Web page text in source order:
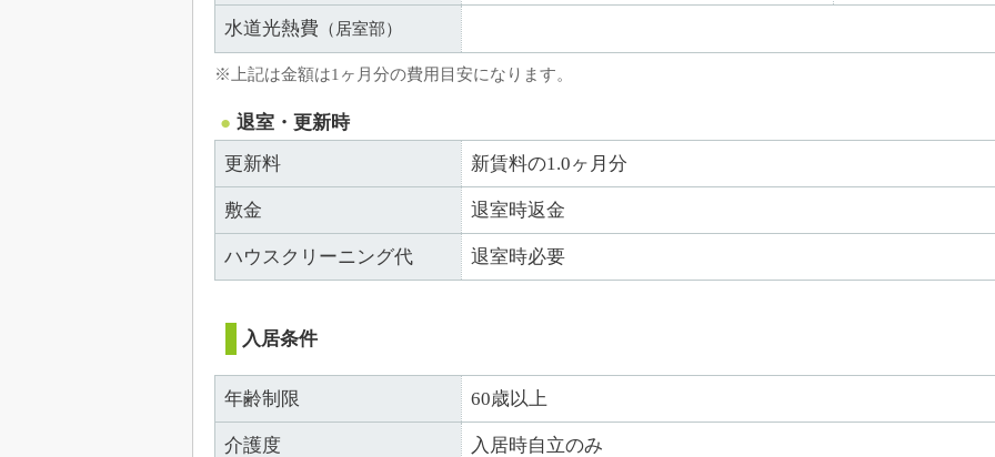
水道光熱費 （居室部）
※上記は金額は1ヶ月分の費用目安になります。
退室・更新時
更新料
新賃料の1.0ヶ月分
敷金 退室時返金
ハウスクリーニング代 退室時必要
入居条件
年齢制限 60歳以上
介護度
入居時自立のみ